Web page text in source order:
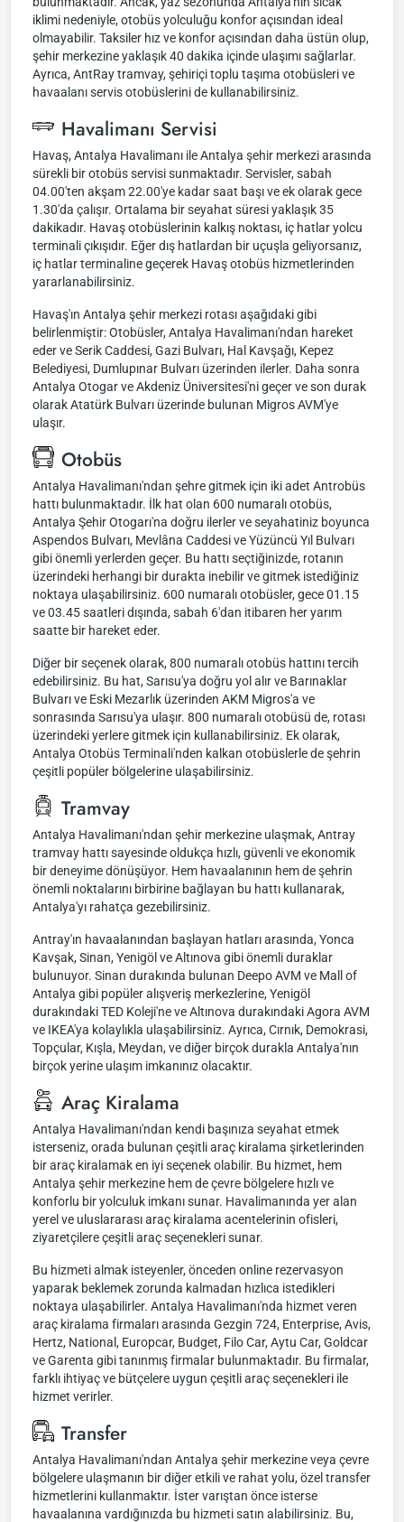
iklimi nedeniyle, otobüs yolculuğu konfor açısından ideal
olmayabilir. Taksiler hız ve konfor açısından daha üstün olup,
şehir merkezine yaklaşık 40 dakika içinde ulaşımı sağlarlar.
Ayrıca, AntRay tramvay, şehiriçi toplu taşıma otobüsleri ve
havaalanı servis otobüslerini de kullanabilirsiniz.
Havalimanı Servisi
Havaş, Antalya Havalimanı ile Antalya şehir merkezi arasında
sürekli bir otobüs servisi sunmaktadır. Servisler, sabah
04.00'ten akşam 22.00'ye kadar saat başı ve ek olarak gece
1.30'da çalışır. Ortalama bir seyahat süresi yaklaşık 35
dakikadır. Havaş otobüslerinin kalkış noktası, iç hatlar yolcu
terminali çıkışıdır. Eğer dış hatlardan bir uçuşla geliyorsanız,
iç hatlar terminaline geçerek Havaş otobüs hizmetlerinden
yararlanabilirsiniz.
Havaş'ın Antalya şehir merkezi rotası aşağıdaki gibi
belirlenmiştir: Otobüsler, Antalya Havalimanı'ndan hareket
eder ve Serik Caddesi, Gazi Bulvarı, Hal Kavşağı, Kepez
Belediyesi, Dumlupınar Bulvarı üzerinden ilerler. Daha sonra
Antalya Otogar ve Akdeniz Üniversitesi'ni geçer ve son durak
olarak Atatürk Bulvarı üzerinde bulunan Migros AVM'ye
ulaşır.
Otobüs
Antalya Havalimanı'ndan şehre gitmek için iki adet Antrobüs
hattı bulunmaktadır. İlk hat olan 600 numaralı otobüs,
Antalya Şehir Otogarı'na doğru ilerler ve seyahatiniz boyunca
Aspendos Bulvarı, Mevlâna Caddesi ve Yüzüncü Yıl Bulvarı
gibi önemli yerlerden geçer. Bu hattı seçtiğinizde, rotanın
üzerindeki herhangi bir durakta inebilir ve gitmek istediğiniz
noktaya ulaşabilirsiniz. 600 numaralı otobüsler, gece 01.15
ve 03.45 saatleri dışında, sabah 6'dan itibaren her yarım
saatte bir hareket eder.
Diğer bir seçenek olarak, 800 numaralı otobüs hattını tercih
edebilirsiniz. Bu hat, Sarısu'ya doğru yol alır ve Barınaklar
Bulvarı ve Eski Mezarlık üzerinden AKM Migros'a ve
sonrasında Sarısu'ya ulaşır. 800 numaralı otobüsü de, rotası
üzerindeki yerlere gitmek için kullanabilirsiniz. Ek olarak,
Antalya Otobüs Terminali'nden kalkan otobüslerle de şehrin
çeşitli popüler bölgelerine ulaşabilirsiniz.
Tramvay
Antalya Havalimanı'ndan şehir merkezine ulaşmak, Antray
tramvay hattı sayesinde oldukça hızlı, güvenli ve ekonomik
bir deneyime dönüşüyor. Hem havaalanının hem de şehrin
önemli noktalarını birbirine bağlayan bu hattı kullanarak,
Antalya'yı rahatça gezebilirsiniz.
Antray'ın havaalanından başlayan hatları arasında, Yonca
Kavşak, Sinan, Yenigöl ve Altınova gibi önemli duraklar
bulunuyor. Sinan durakında bulunan Deepo AVM ve Mall of
Antalya gibi popüler alışveriş merkezlerine, Yenigöl
durakındaki TED Koleji'ne ve Altınova durakındaki Agora AVM
ve IKEA'ya kolaylıkla ulaşabilirsiniz. Ayrıca, Cırnık, Demokrasi,
Topçular, Kışla, Meydan, ve diğer birçok durakla Antalya'nın
birçok yerine ulaşım imkanınız olacaktır.
Araç Kiralama
Antalya Havalimanı'ndan kendi başınıza seyahat etmek
isterseniz, orada bulunan çeşitli araç kiralama şirketlerinden
bir araç kiralamak en iyi seçenek olabilir. Bu hizmet, hem
Antalya şehir merkezine hem de çevre bölgelere hızlı ve
konforlu bir yolculuk imkanı sunar. Havalimanında yer alan
yerel ve uluslararası araç kiralama acentelerinin ofisleri,
ziyaretçilere çeşitli araç seçenekleri sunar.
Bu hizmeti almak isteyenler, önceden online rezervasyon
yaparak beklemek zorunda kalmadan hızlıca istedikleri
noktaya ulaşabilirler. Antalya Havalimanı'nda hizmet veren
araç kiralama firmaları arasında Gezgin 724, Enterprise, Avis,
Hertz, National, Europcar, Budget, Filo Car, Aytu Car, Goldcar
ve Garenta gibi tanınmış firmalar bulunmaktadır. Bu firmalar,
farklı ihtiyaç ve bütçelere uygun çeşitli araç seçenekleri ile
hizmet verirler.
Transfer
Antalya Havalimanı'ndan Antalya şehir merkezine veya çevre
bölgelere ulaşmanın bir diğer etkili ve rahat yolu, özel transfer
hizmetlerini kullanmaktır. İster varıştan önce isterse
havaalanına vardığınızda bu hizmeti satın alabilirsiniz. Bu,